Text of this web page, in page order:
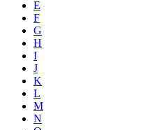
E
F
G
H
I
J
K
L
M
N